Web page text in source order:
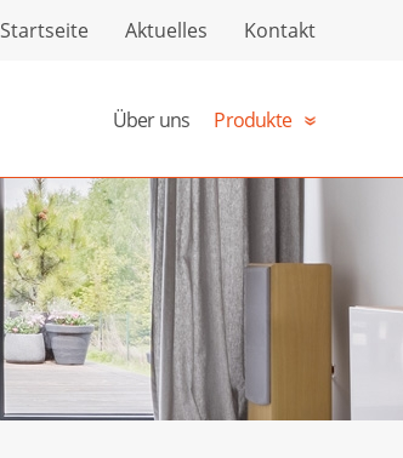
Kontakt
Aktuelles
Startseite
Über uns Produkte